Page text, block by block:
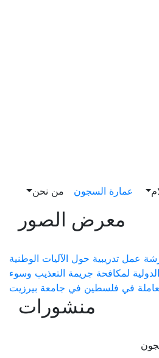
عمارة السجون من نحن
معرض الصور
عمل تدريبية حول الآليات الوطنية
لمكافحة جريمة التعذيب وسوء
في فلسطين في جامعة بيرزيت
منشورات